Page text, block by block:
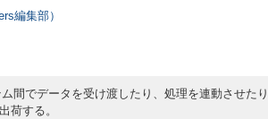
編集部）
間でデータを受け渡したり、処理を連動させたり
荷する。